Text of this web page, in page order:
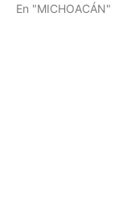
En "MICHOACÁN"